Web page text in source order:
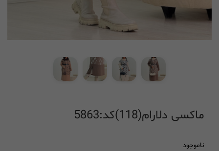
ماکسی دلارام(118)کد:5863
ناموجود